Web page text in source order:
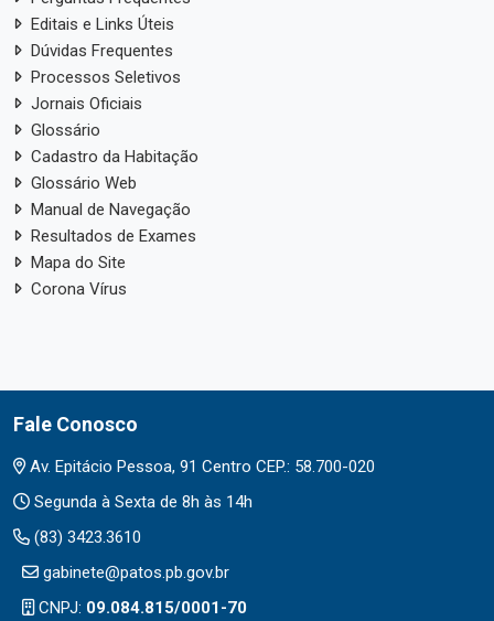
Editais e Links Úteis
Dúvidas Frequentes
Processos Seletivos
Jornais Oficiais
Glossário
Cadastro da Habitação
Glossário Web
Manual de Navegação
Resultados de Exames
Mapa do Site
Corona Vírus
Fale Conosco
Av. Epitácio Pessoa, 91 Centro CEP.: 58.700-020
Segunda à Sexta de 8h às 14h
(83) 3423.3610
gabinete@patos.pb.gov.br
CNPJ: 09.084.815/0001-70